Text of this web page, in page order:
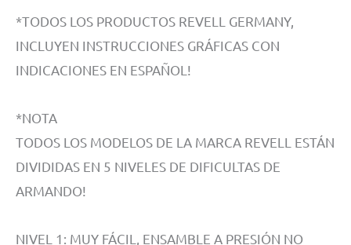
*TODOS LOS PRODUCTOS REVELL GERMANY,
INCLUYEN INSTRUCCIONES GRÁFICAS CON
INDICACIONES EN ESPAÑOL!
*NOTA
TODOS LOS MODELOS DE LA MARCA REVELL ESTÁN
DIVIDIDAS EN 5 NIVELES DE DIFICULTAS DE
ARMANDO!
NIVEL 1: MUY FÁCIL, ENSAMBLE A PRESIÓN NO